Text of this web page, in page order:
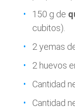
150 g de
cubitos).
2 yemas
2 huevos
Cantidad
Cantidad